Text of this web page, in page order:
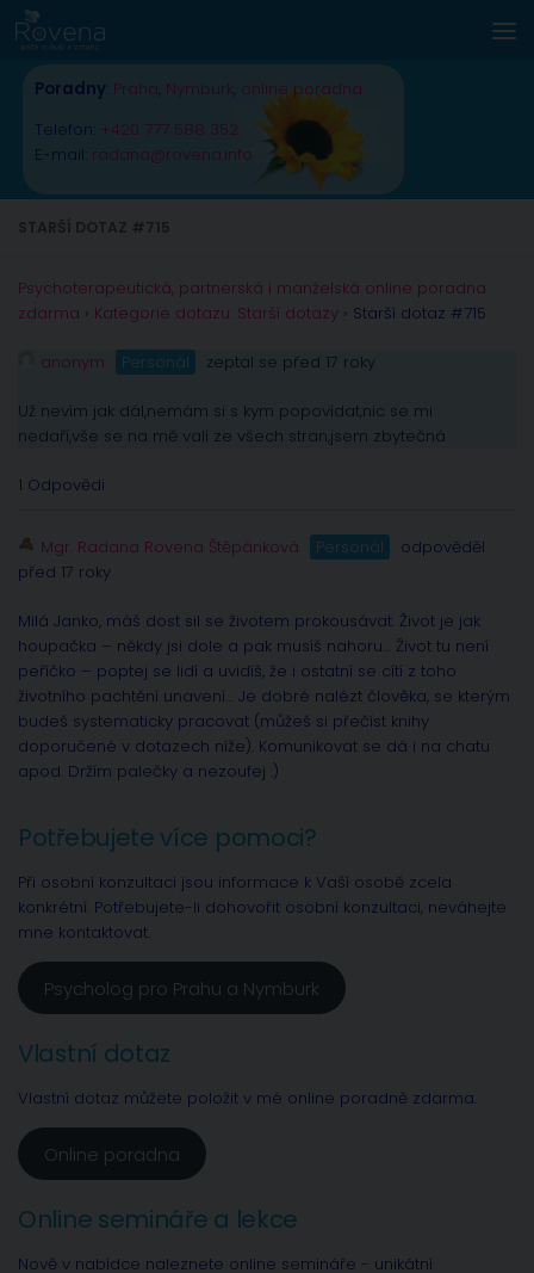
Skip to content
Poradny Praha Nymburk online poradna
Telefon: +420 777 588 352
E-mail: radana@rovena.info
Psychoterapeutická, partnerská i manželská online poradna
zdarma › Kategorie dotazu: Starší dotazy › Starší dotaz #715
anonym Personál zeptal se před 17 roky
Už nevím jak dál,nemám si s kym popovídat,nic se mi
nedaří,vše se na mě valí ze všech stran,jsem zbytečná
1 Odpovědi
Mgr. Radana Rovena Štěpánková Personál
odpověděl
před 17 roky
Milá Janko, máš dost sil se životem prokousávat. Život je jak
houpačka – někdy jsi dole a pak musíš nahoru… Život tu není
peříčko – poptej se lidí a uvidíš, že i ostatní se cítí z toho
životního pachtění unavení… Je dobré nalézt člověka, se kterým
budeš systematicky pracovat (můžeš si přečíst knihy
doporučené v dotazech níže). Komunikovat se dá i na chatu
apod. Držím palečky a nezoufej :)
Potřebujete více pomoci?
Při osobní konzultaci jsou informace k Vaší osobě zcela
konkrétní. Potřebujete-li dohovořit osobní konzultaci, neváhejte
mne kontaktovat.
Psycholog pro Prahu a Nymburk
Vlastní dotaz
Vlastní dotaz můžete položit v mé online poradně zdarma.
Online poradna
Online semináře a lekce
Nově v nabídce naleznete online semináře - unikátní